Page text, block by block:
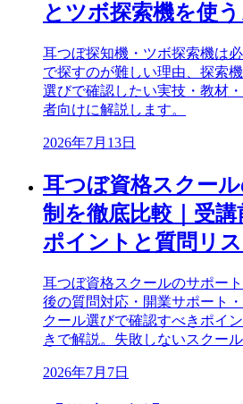
とツボ探索機を使
耳つぼ探知機・ツボ探索機は
で探すのが難しい理由、探索
選びで確認したい実技・教材
者向けに解説します。
2026年7月13日
耳つぼ資格スクー
制を徹底比較｜受
ポイントと質問リス
耳つぼ資格スクールのサポー
後の質問対応・開業サポート
クール選びで確認すべきポイ
きで解説。失敗しないスクー
2026年7月7日